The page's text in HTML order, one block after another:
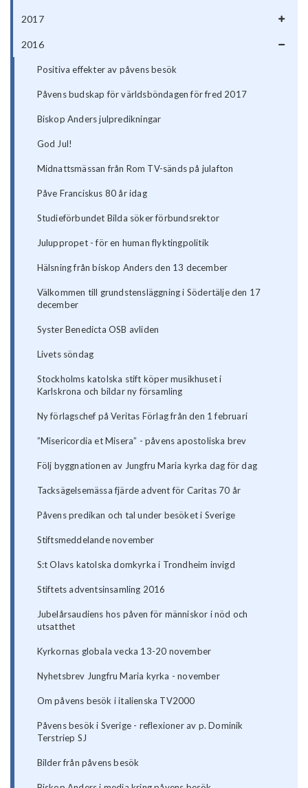
2017
2016
Positiva effekter av påvens besök
Påvens budskap för världsböndagen för fred 2017
Biskop Anders julpredikningar
God Jul!
Midnattsmässan från Rom TV-sänds på julafton
Påve Franciskus 80 år idag
Studieförbundet Bilda söker förbundsrektor
Juluppropet - för en human flyktingpolitik
Hälsning från biskop Anders den 13 december
Välkommen till grundstensläggning i Södertälje den 17
december
Syster Benedicta OSB avliden
Livets söndag
Stockholms katolska stift köper musikhuset i
Karlskrona och bildar ny församling
Ny förlagschef på Veritas Förlag från den 1 februari
”Misericordia et Misera” - påvens apostoliska brev
Följ byggnationen av Jungfru Maria kyrka dag för dag
Tacksägelsemässa fjärde advent för Caritas 70 år
Påvens predikan och tal under besöket i Sverige
Stiftsmeddelande november
S:t Olavs katolska domkyrka i Trondheim invigd
Stiftets adventsinsamling 2016
Jubelårsaudiens hos påven för människor i nöd och
utsatthet
Kyrkornas globala vecka 13-20 november
Nyhetsbrev Jungfru Maria kyrka - november
Om påvens besök i italienska TV2000
Påvens besök i Sverige - reflexioner av p. Dominik
Terstriep SJ
Bilder från påvens besök